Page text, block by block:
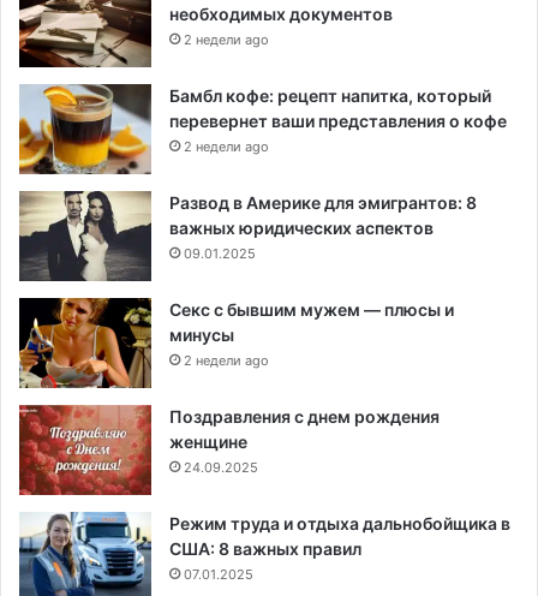
необходимых документов
2 недели ago
Бамбл кофе: рецепт напитка, который
перевернет ваши представления о кофе
2 недели ago
Развод в Америке для эмигрантов: 8
важных юридических аспектов
09.01.2025
Секс с бывшим мужем — плюсы и
минусы
2 недели ago
Поздравления с днем рождения
женщине
24.09.2025
Режим труда и отдыха дальнобойщика в
США: 8 важных правил
07.01.2025